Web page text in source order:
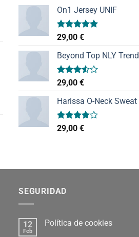
On1 Jersey UNIF
Valorado
con
de 5
29,00 €
Beyond Top NLY Trend
Valorado
con
3.50de
5
29,00 €
Harissa O-Neck Sweat
Valorado
con
29,00 €
SEGURIDAD
12
Feb
Política de cookies